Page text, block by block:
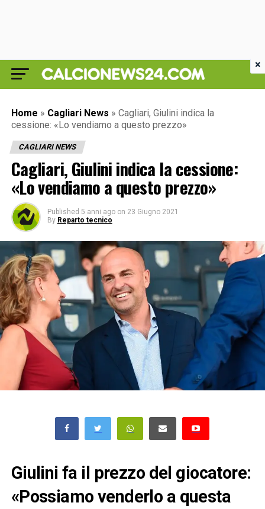
Home » Cagliari News » Cagliari, Giulini indica la
cessione: «Lo vendiamo a questo prezzo»
CAGLIARI NEWS
Cagliari, Giulini indica la cessione:
«Lo vendiamo a questo prezzo»
Published 5 anni ago on 23 Giugno 2021
By Reparto tecnico
Giulini fa il prezzo del giocatore:
«Possiamo venderlo a questa
×